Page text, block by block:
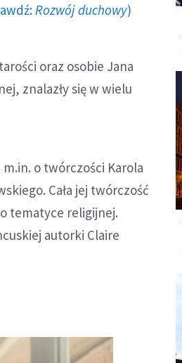
Rozwój duchowy)
oraz osobie Jana
znalazły się w wielu
o twórczości Karola
Cała jej twórczość
tematyce religijnej.
autorki Claire